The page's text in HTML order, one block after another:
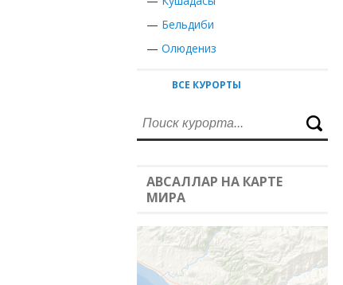
— Бельдиби
— Олюдениз
ВСЕ КУРОРТЫ
АВСАЛЛАР НА КАРТЕ
МИРА